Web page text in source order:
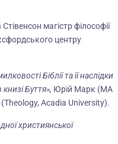
магістр філософії
центру
Біблії та її наслідки
Буття», Юрій Марк (MA
Acadia University).
християнської